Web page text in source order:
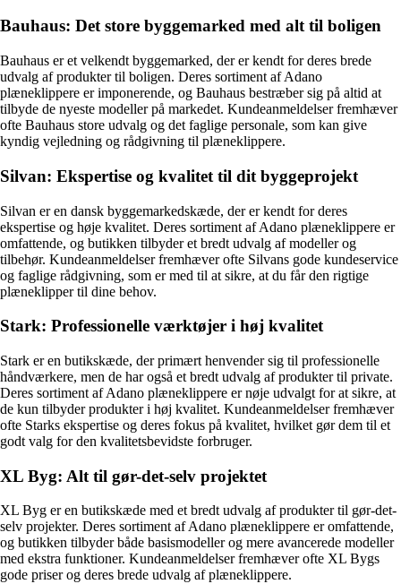
Bauhaus: Det store byggemarked med alt til boligen
Bauhaus er et velkendt byggemarked, der er kendt for deres brede
udvalg af produkter til boligen. Deres sortiment af Adano
plæneklippere er imponerende, og Bauhaus bestræber sig på altid at
tilbyde de nyeste modeller på markedet. Kundeanmeldelser fremhæver
ofte Bauhaus store udvalg og det faglige personale, som kan give
kyndig vejledning og rådgivning til plæneklippere.
Silvan: Ekspertise og kvalitet til dit byggeprojekt
Silvan er en dansk byggemarkedskæde, der er kendt for deres
ekspertise og høje kvalitet. Deres sortiment af Adano plæneklippere er
omfattende, og butikken tilbyder et bredt udvalg af modeller og
tilbehør. Kundeanmeldelser fremhæver ofte Silvans gode kundeservice
og faglige rådgivning, som er med til at sikre, at du får den rigtige
plæneklipper til dine behov.
Stark: Professionelle værktøjer i høj kvalitet
Stark er en butikskæde, der primært henvender sig til professionelle
håndværkere, men de har også et bredt udvalg af produkter til private.
Deres sortiment af Adano plæneklippere er nøje udvalgt for at sikre, at
de kun tilbyder produkter i høj kvalitet. Kundeanmeldelser fremhæver
ofte Starks ekspertise og deres fokus på kvalitet, hvilket gør dem til et
godt valg for den kvalitetsbevidste forbruger.
XL Byg: Alt til gør-det-selv projektet
XL Byg er en butikskæde med et bredt udvalg af produkter til gør-det-
selv projekter. Deres sortiment af Adano plæneklippere er omfattende,
og butikken tilbyder både basismodeller og mere avancerede modeller
med ekstra funktioner. Kundeanmeldelser fremhæver ofte XL Bygs
gode priser og deres brede udvalg af plæneklippere.